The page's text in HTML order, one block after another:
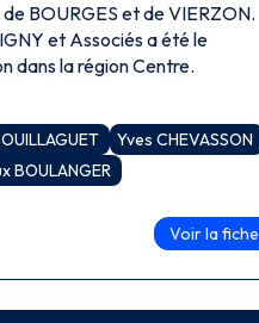
BOURGES et de VIERZON.
et Associés a été le
dans la région Centre.
Yves CHEVASSON
BOULANGER
Voir la fiche